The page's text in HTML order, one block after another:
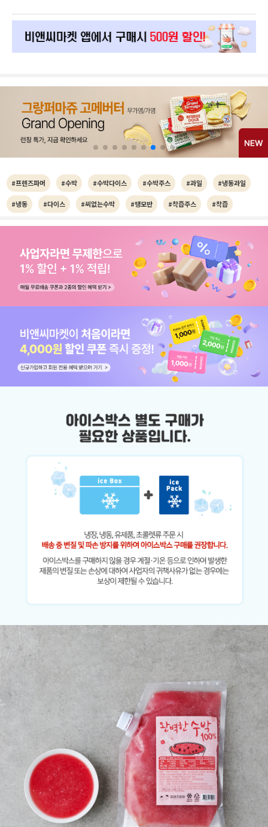
#프렌즈파머 #수박 #수박다이스 #수박주스 #과일 #냉동과일
#냉동 #다이스 #씨없는수박 #땡모반 #착즙주스 #착즙